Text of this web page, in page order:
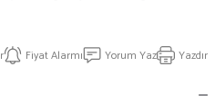
Fiyat Alarmı Yorum Yaz Yazdır